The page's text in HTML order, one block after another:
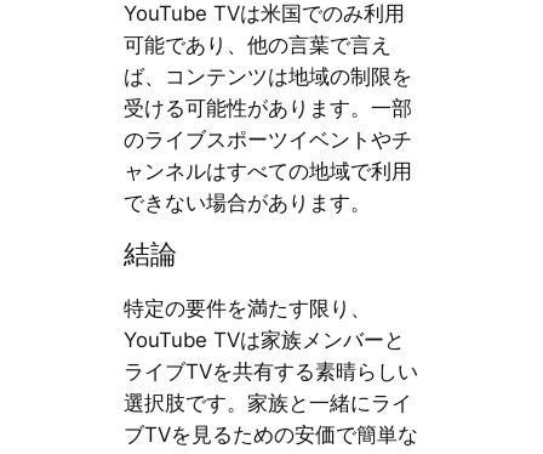
YouTube TVは米国でのみ利用
可能であり、他の言葉で言え
ば、コンテンツは地域の制限を
受ける可能性があります。一部
のライブスポーツイベントやチ
ャンネルはすべての地域で利用
できない場合があります。
結論
特定の要件を満たす限り、
YouTube TVは家族メンバーと
ライブTVを共有する素晴らしい
選択肢です。家族と一緒にライ
ブTVを見るための安価で簡単な